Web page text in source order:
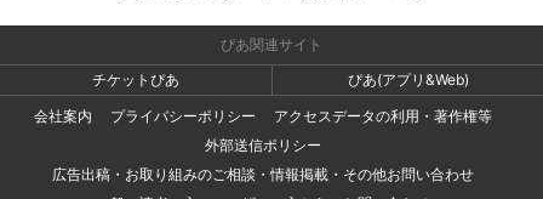
ぴあ関連サイト
チケットぴあ
ぴあ(アプリ&Web)
会社案内
プライバシーポリシー
アクセスデータの利用・著作権等
外部送信ポリシー
広告出稿・お取り組みのご相談・情報掲載・その他お問い合わせ